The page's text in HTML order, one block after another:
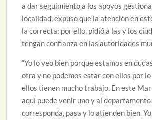
a dar seguimiento a los apoyos
localidad, expuso que la atención en
la correcta; por ello, pidió a las y los
tengan confianza en las autoridades
“Yo lo veo bien porque estamos en
otra y no podemos estar con ellos por
ellos tienen mucho trabajo. En este
aquí puede venir uno y al departamento
corresponda, pasa y lo atienden bien.